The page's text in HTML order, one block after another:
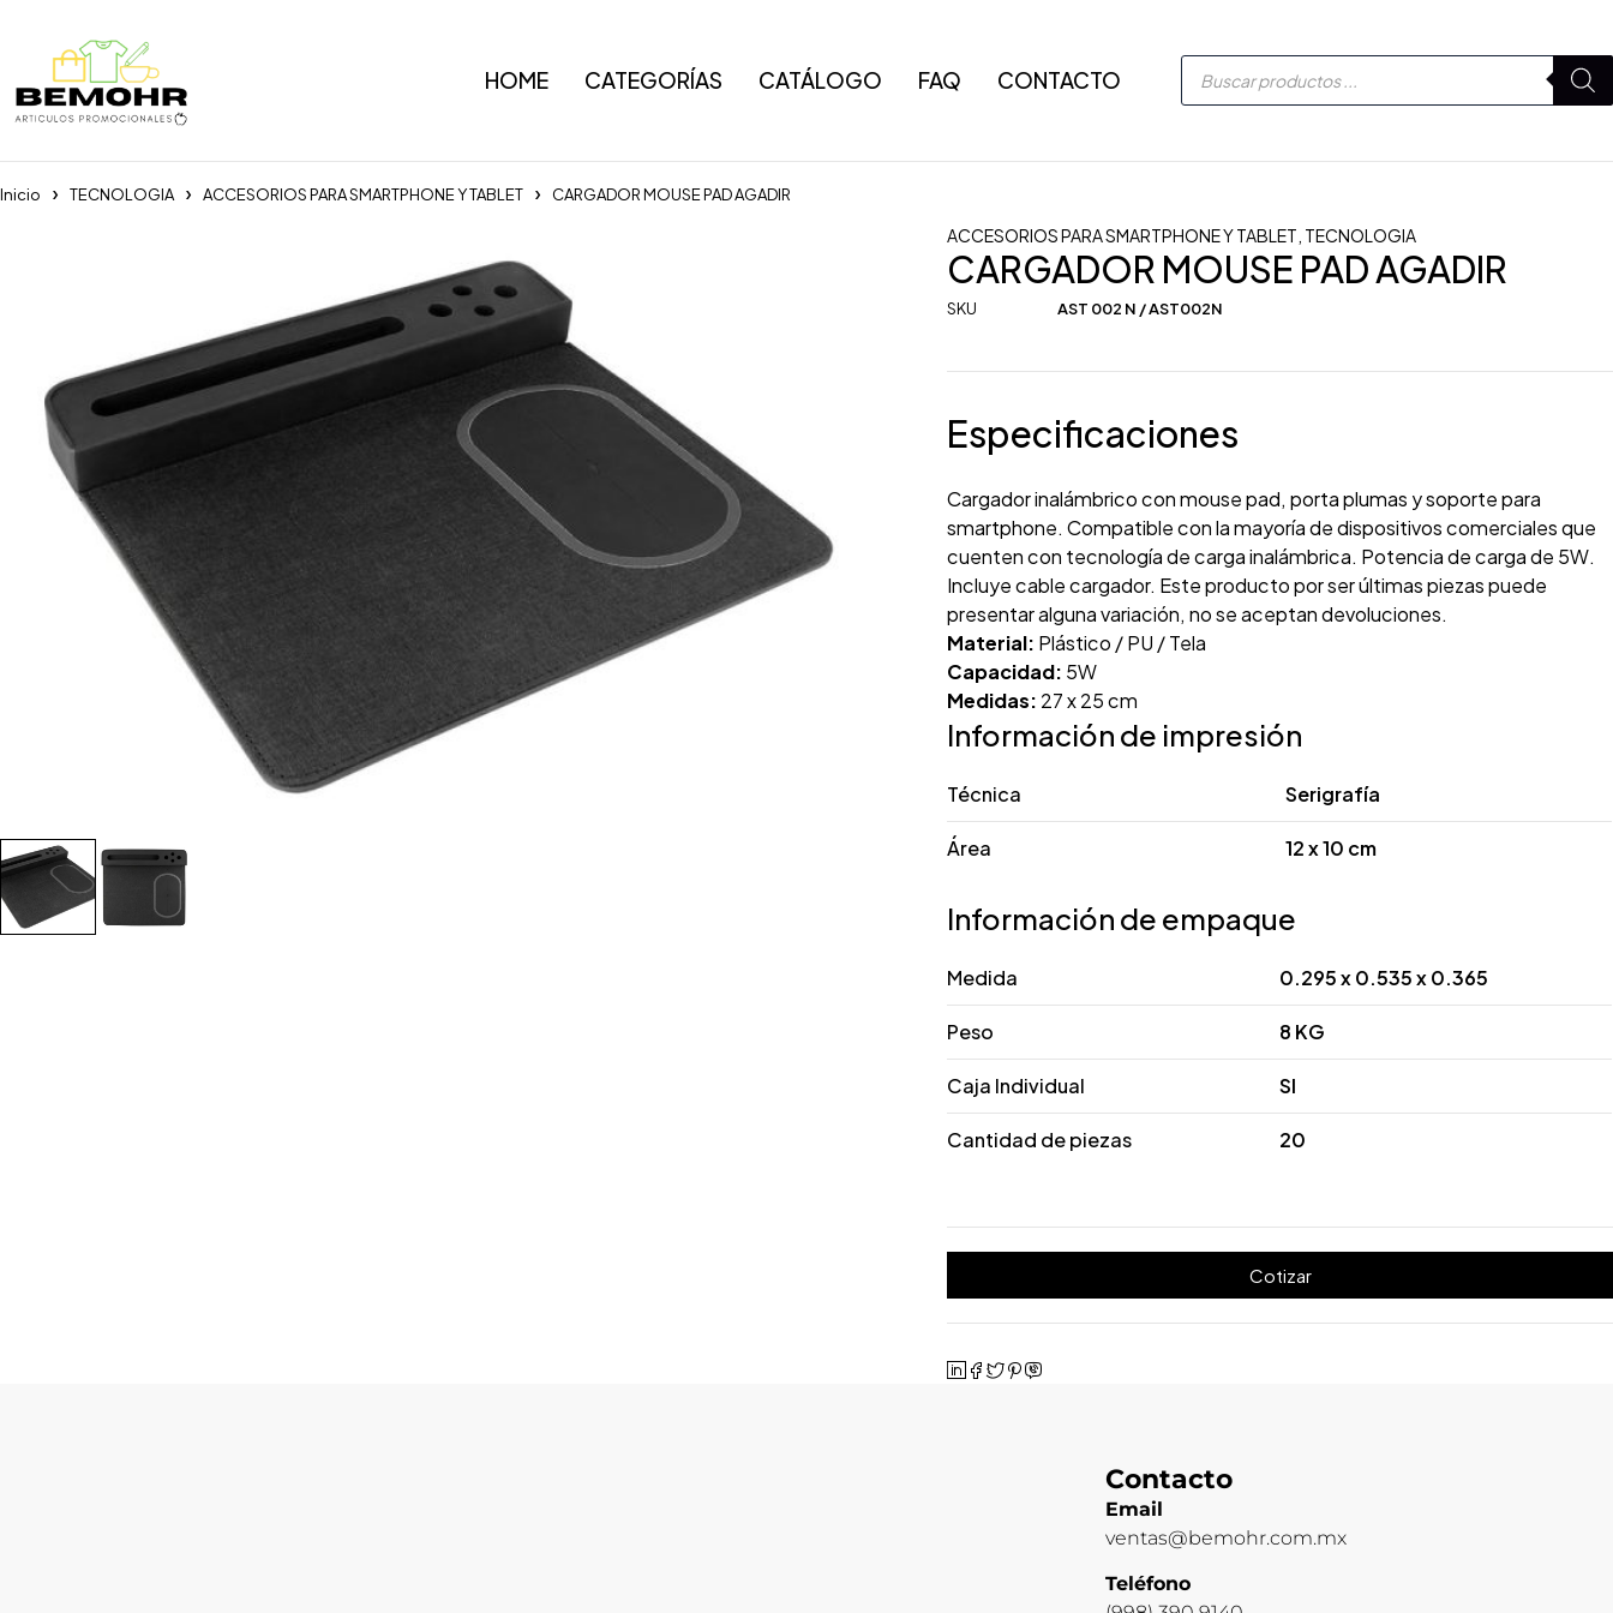
HOME CATEGORÍAS CATÁLOGO FAQ CONTACTO
Inicio TECNOLOGIA ACCESORIOS PARA SMARTPHONE Y TABLET CARGADOR MOUSE PAD AGADIR
ACCESORIOS PARA SMARTPHONE Y TABLET TECNOLOGIA
CARGADOR MOUSE PAD AGADIR
SKU AST 002 N / AST002N
Especificaciones
Cargador inalámbrico con mouse pad, porta plumas y soporte para
smartphone. Compatible con la mayoría de dispositivos comerciales que
cuenten con tecnología de carga inalámbrica. Potencia de carga de 5W.
Incluye cable cargador. Este producto por ser últimas piezas puede
presentar alguna variación, no se aceptan devoluciones.
Material: Plástico / PU / Tela
Capacidad: 5W
Medidas: 27 x 25 cm
Información de impresión
Técnica Serigrafía
Área 12 x 10 cm
Información de empaque
Medida 0.295 x 0.535 x 0.365
Peso 8 KG
Caja Individual SI
Cantidad de piezas 20
Cotizar
Contacto
Email
ventas@bemohr.com.mx
Teléfono